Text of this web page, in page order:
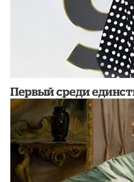
Первый среди